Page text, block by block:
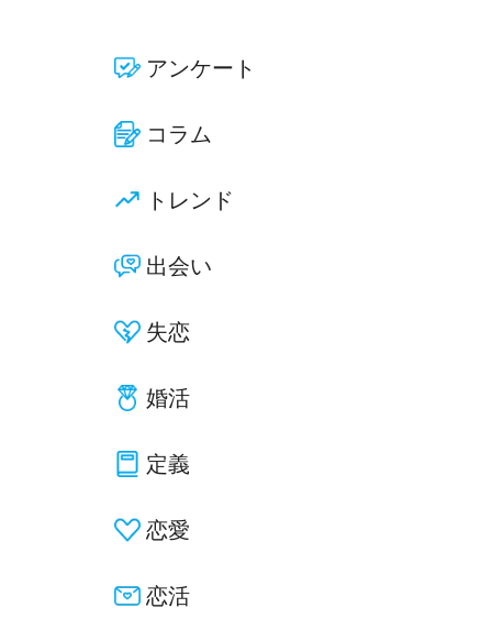
アンケート
コラム
トレンド
出会い
失恋
婚活
定義
恋愛
恋活